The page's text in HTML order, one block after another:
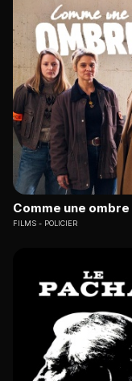
Comme une ombre
FILMS POLICIER